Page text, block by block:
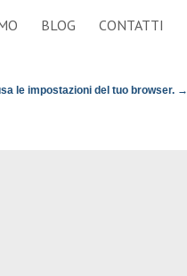
BLOG CONTATTI
le impostazioni del tuo browser. →